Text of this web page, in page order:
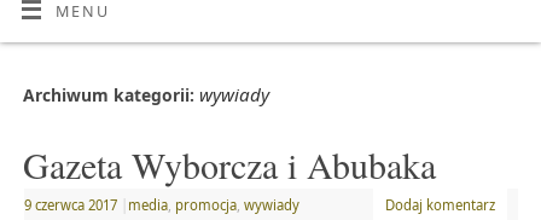
MENU
Archiwum kategorii: wywiady
Gazeta Wyborcza i Abubaka
9 czerwca 2017 media, promocja, wywiady Dodaj komentarz